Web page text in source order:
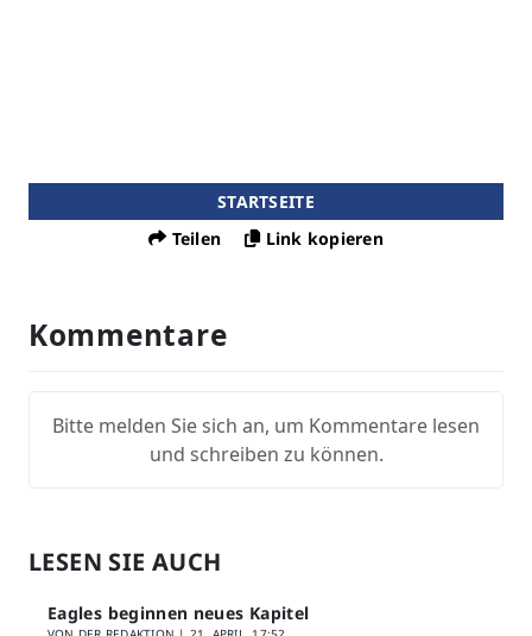
STARTSEITE
Teilen
Link kopieren
Kommentare
Bitte melden Sie sich an, um Kommentare lesen
und schreiben zu können.
LESEN SIE AUCH
Eagles beginnen neues Kapitel